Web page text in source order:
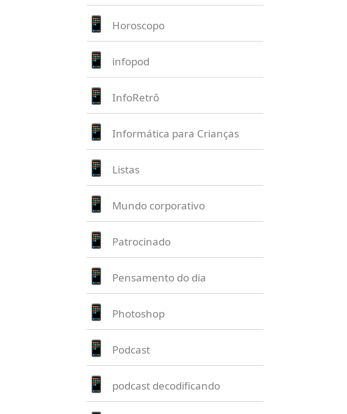
Horoscopo
infopod
InfoRetrô
Informática para Crianças
Listas
Mundo corporativo
Patrocinado
Pensamento do dia
Photoshop
Podcast
podcast decodificando